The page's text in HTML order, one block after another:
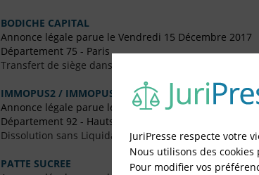
BODICHE CAPITAL
Annonce légale parue le Vendredi 15 Décembre 2017
Département 75 - Paris
Transfert de siège dans le Même Département
IMMOPUS2 / IMMOPUS2
Annonce légale parue le Vendredi 24 Mars 2017
Département 92 - Hauts-de-Seine
Dissolution sans Liquidation (Transmission Universelle
PATTE SUCREE
JuriPresse respecte votre
Nous utilisons des
Pour modifier vos